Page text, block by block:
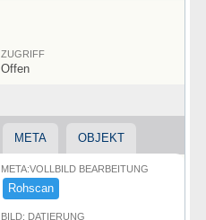
ZUGRIFF
Offen
META OBJEKT
META:VOLLBILD BEARBEITUNG
Rohscan
BILD: DATIERUNG